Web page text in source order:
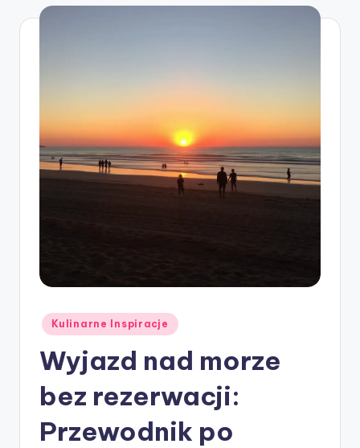
Posted
in
Kulinarne Inspiracje
Wyjazd nad morze
bez rezerwacji:
Przewodnik po